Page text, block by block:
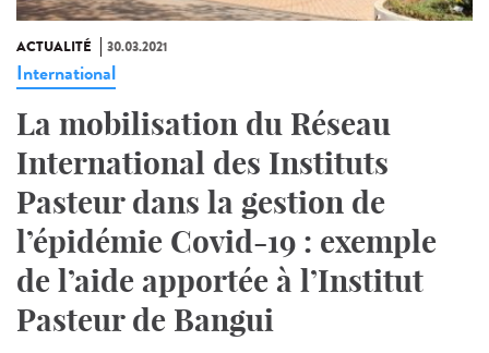
ACTUALITÉ 30.03.2021
International
La mobilisation du Réseau
International des Instituts
Pasteur dans la gestion de
l’épidémie Covid-19 : exemple
de l’aide apportée à l’Institut
Pasteur de Bangui